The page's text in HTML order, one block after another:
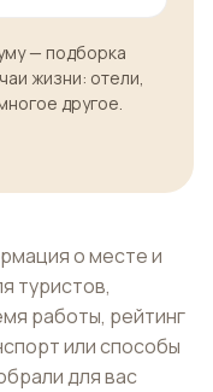
— подборка
жизни: отели,
другое.
о месте и
туристов,
работы, рейтинг
или способы
для вас